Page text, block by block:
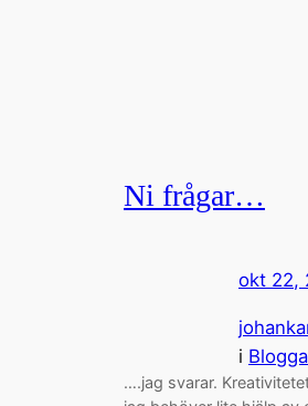
Ni frågar…
okt 22,
i
….jag svarar.